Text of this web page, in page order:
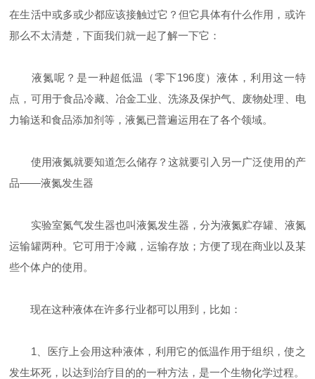
在生活中或多或少都应该接触过它？但它具体有什么作用，或许
那么不太清楚，下面我们就一起了解一下它：
液氮呢？是一种超低温（零下196度）液体，利用这一特
点，可用于食品冷藏、冶金工业、洗涤及保护气、废物处理、电
力输送和食品添加剂等，液氮已普遍运用在了各个领域。
使用液氮就要知道怎么储存？这就要引入另一广泛使用的产
品——液氮发生器
实验室氮气发生器也叫液氮发生器，分为液氮贮存罐、液氮
运输罐两种。它可用于冷藏，运输存放；方便了现在商业以及某
些个体户的使用。
现在这种液体在许多行业都可以用到，比如：
1、医疗上会用这种液体，利用它的低温作用于组织，使之
发生坏死，以达到治疗目的的一种方法，是一个生物化学过程。